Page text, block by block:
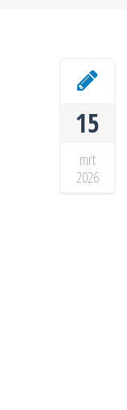
15
mrt
2026